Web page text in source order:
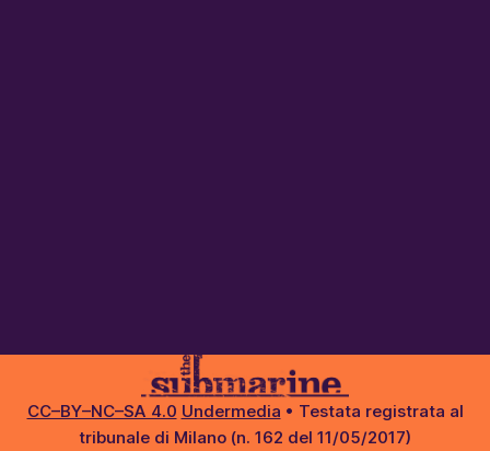
CC–BY–NC–SA 4.0 Undermedia • Testata registrata al
tribunale di Milano (n. 162 del 11/05/2017)